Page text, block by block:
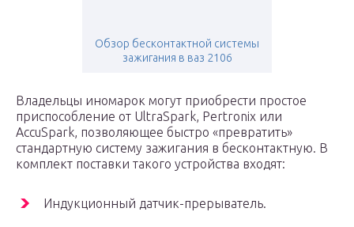
Обзор бесконтактной системы
зажигания в ваз 2106
Владельцы иномарок могут приобрести простое
приспособление от UltraSpark, Pertronix или
AccuSpark, позволяющее быстро «превратить»
стандартную систему зажигания в бесконтактную. В
комплект поставки такого устройства входят:
Индукционный датчик-прерыватель.